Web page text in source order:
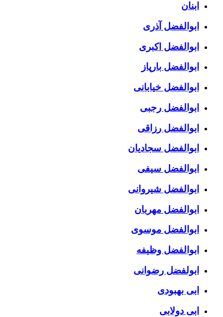
ابنان
ابوالفضل آذری
ابوالفضل اکبری
ابوالفضل بارپاز
ابوالفضل خیابانی
ابوالفضل رجبی
ابوالفضل رزاقی
ابوالفضل سجادیان
ابوالفضل سیفی
ابوالفضل شیروانی
ابوالفضل مهربان
ابوالفضل موسوی
ابوالفضل وظیفه
ابولفضل رضوانی
ابی بهبودی
ابی دولابی